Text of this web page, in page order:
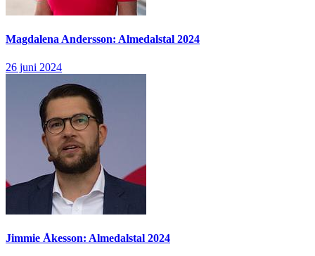
Magdalena Andersson: Almedalstal 2024
26 juni 2024
Jimmie Åkesson: Almedalstal 2024